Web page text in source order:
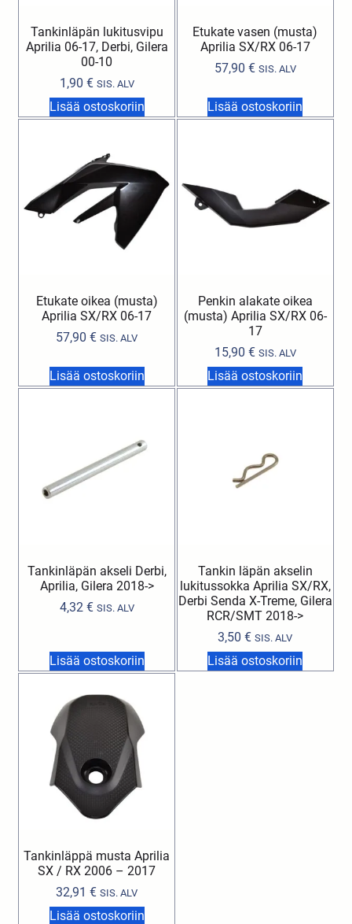
Tankinläpän lukitusvipu
Aprilia 06-17, Derbi, Gilera
00-10
1,90 € SIS. ALV
Lisää ostoskoriin
Etukate vasen (musta)
Aprilia SX/RX 06-17
57,90 € SIS. ALV
Lisää ostoskoriin
Etukate oikea (musta)
Aprilia SX/RX 06-17
57,90€ SIS. ALV
Lisää ostoskoriin
Penkin alakate oikea
(musta) Aprilia SX/RX 06-
17
15,90 € SIS. ALV
Lisää ostoskoriin
Tankinläpän akseli Derbi,
Aprilia, Gilera 2018->
4,32 € SIS. ALV
Lisää ostoskoriin
Tankin läpän akselin
lukitussokka Aprilia SX/RX,
Derbi Senda X-Treme, Gilera
RCR/SMT 2018->
3,50€ SIS. ALV
Lisää ostoskoriin
Tankinläppä musta Aprilia
SX / RX 2006 – 2017
32,91€ SIS. ALV
Lisää ostoskoriin